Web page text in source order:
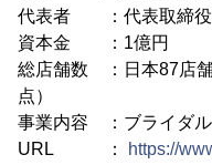
代表者 ：代表取締
資本金 ：1億円
総店舗数 ：日本87店
点）
事業内容 ：ブライダ
URL ：
https://